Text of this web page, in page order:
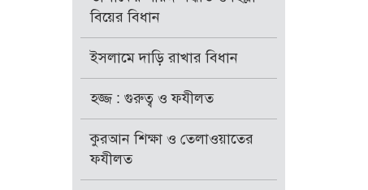
বিয়ের বিধান
ইসলামে দাড়ি রাখার বিধান
হজ্জ : গুরুত্ব ও ফযীলত
কুরআন শিক্ষা ও তেলাওয়াতের
ফযীলত